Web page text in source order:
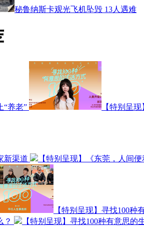
秘鲁纳斯卡观光飞机坠毁 13人遇难
“养老” 【特别呈
新渠道 【特别呈现】《东莞，人间
【特别呈现】寻找100种
？
【特别呈现】寻找100种有意思的